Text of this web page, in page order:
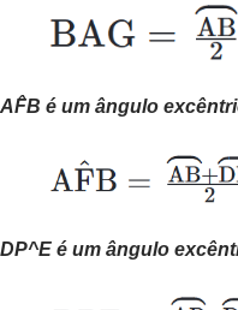
AF̂B é um ângulo
DP^E é um ângulo